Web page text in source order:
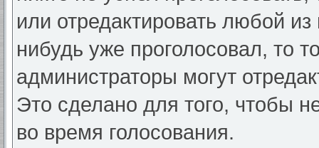
или отредактировать любой
нибудь уже проголосовал, то
администраторы могут
Это сделано для того, чтобы
во время голосования.